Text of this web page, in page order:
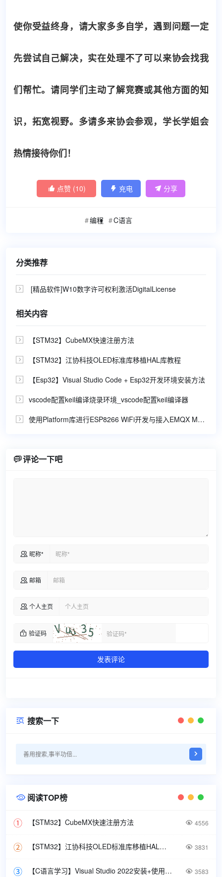
使你受益终身，请大家多多自学，遇到问题一定
先尝试自己解决，实在处理不了可以来协会找我
们帮忙。请同学们主动了解竞赛或其他方面的知
识，拓宽视野。多请多来协会参观，学长学姐会
热情接待你们！
 点赞 (10)  充电  分享
编程 C语言
分类推荐
 [精品软件]W10数字许可权利激活DigitalLicense
相关内容
 【STM32】CubeMX快速注册方法
 【STM32】江协科技OLED标准库移植HAL库教程
 【Esp32】Visual Studio Code + Esp32开发环境安装方法
 vscode配置keil编译烧录环境_vscode配置keil编译器
 使用Platform库进行ESP8266 WiFi开发与接入EMQX MQTT服务器解析
评论一下吧
 昵称*
 邮箱
 个人主页
 验证码
发表评论
 搜索一下
 阅读TOP榜
【STM32】CubeMX快速注册方法  4556
【STM32】江协科技OLED标准库移植HAL库教程  3831
【C语言学习】Visual Studio 2022安装+使用方法  3583